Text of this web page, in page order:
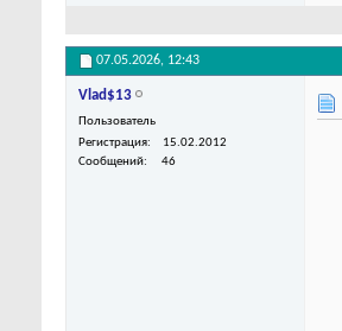
07.05.2026, 12:43
Vlad$13
Пользователь
Регистрация
15.02.2012
Сообщений
46